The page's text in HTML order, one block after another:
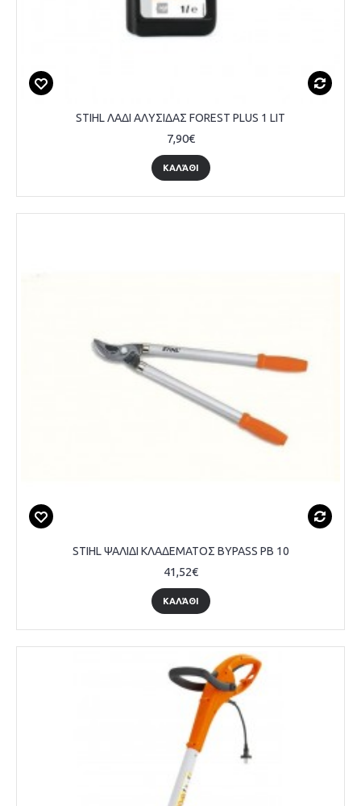
STIHL ΛΑΔΙ ΑΛΥΣΙΔΑΣ FOREST PLUS 1 LIT
7,90€
ΚΑΛΆΘΙ
STIHL ΨΑΛΙΔΙ ΚΛΑΔΕΜΑΤΟΣ BYPASS PB 10
41,52€
ΚΑΛΆΘΙ